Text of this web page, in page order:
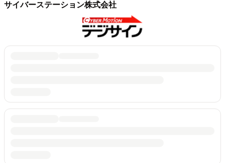
サイバーステーション株式会社